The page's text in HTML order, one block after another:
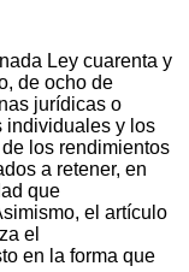
Ley cuarenta y
de ocho de
jurídicas o
individuales y los
los rendimientos
a retener, en
que
el artículo
el
en la forma que